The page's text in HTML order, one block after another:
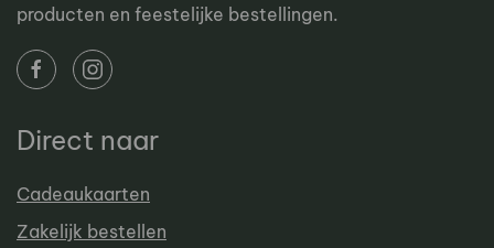
producten en feestelijke bestellingen.
Direct naar
Cadeaukaarten
Zakelijk bestellen